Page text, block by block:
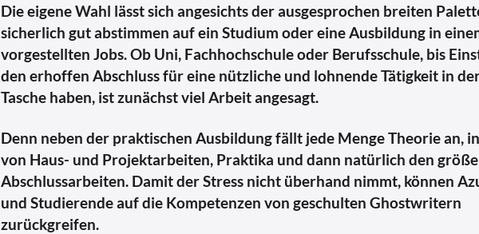
Die eigene Wahl lässt sich angesichts der ausgesprochen breiten
sicherlich gut abstimmen auf ein Studium oder eine Ausbildung in
vorgestellten Jobs. Ob Uni, Fachhochschule oder Berufsschule, bis
den erhoffen Abschluss für eine nützliche und lohnende Tätigkeit in
Tasche haben, ist zunächst viel Arbeit angesagt.
Denn neben der praktischen Ausbildung fällt jede Menge Theorie an,
von Haus- und Projektarbeiten, Praktika und dann natürlich den
Abschlussarbeiten. Damit der Stress nicht überhand nimmt, können
und Studierende auf die Kompetenzen von geschulten Ghostwritern
zurückgreifen.